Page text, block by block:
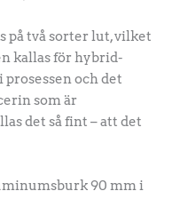
på två sorter lut, vilket
kallas för hybrid-
och det
som är
det så fint – att det
90 mm i